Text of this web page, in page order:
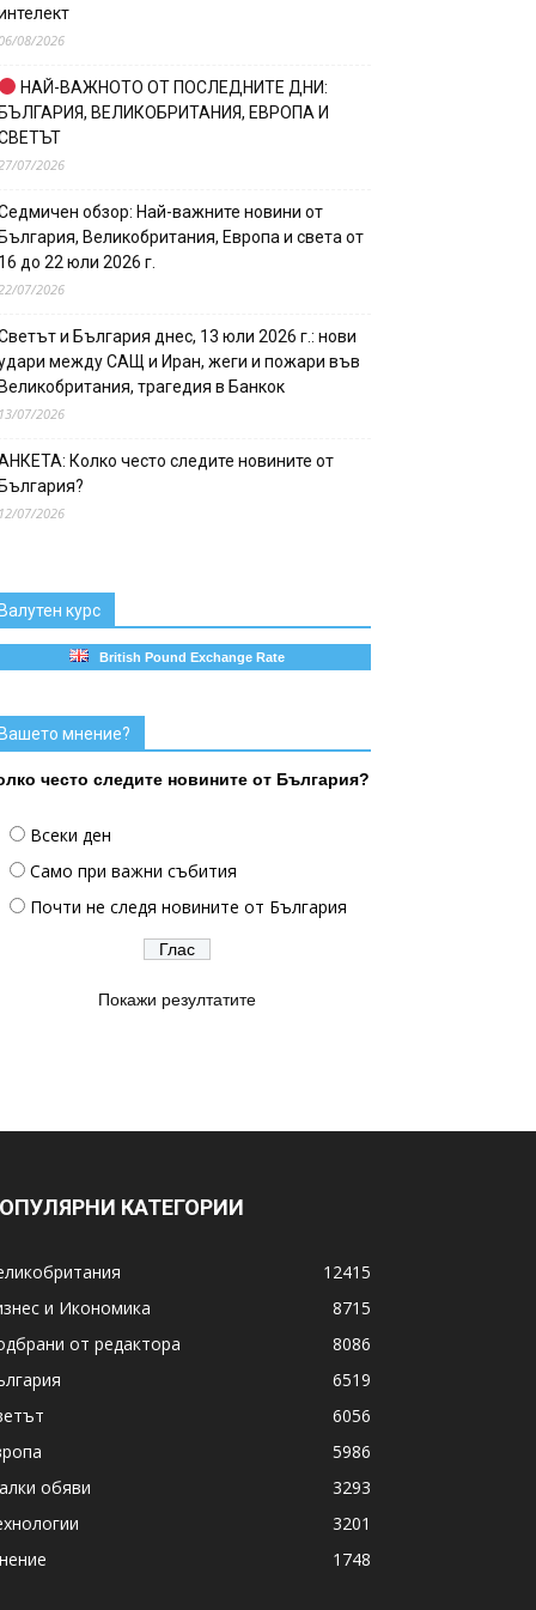
08/2026
НАЙ-ВАЖНОТО ОТ ПОСЛЕДНИТЕ ДНИ:
ВЕЛИКОБРИТАНИЯ, ЕВРОПА И
07/2026
обзор: Най-важните новини от
Великобритания, Европа и света от
до 22 юли 2026 г.
07/2026
и България днес, 13 юли 2026 г.: нови
между САЩ и Иран, жеги и пожари във
трагедия в Банкок
07/2026
Колко често следите новините от
07/2026
курс
British Pound Exchange Rate
мнение?
често следите новините от България?
Всеки ден
Само при важни събития
Почти не следя новините от България
Покажи резултатите
КАТЕГОРИИ
12415
и Икономика
8715
от редактора
8086
6519
6056
5986
обяви
3293
3201
1748